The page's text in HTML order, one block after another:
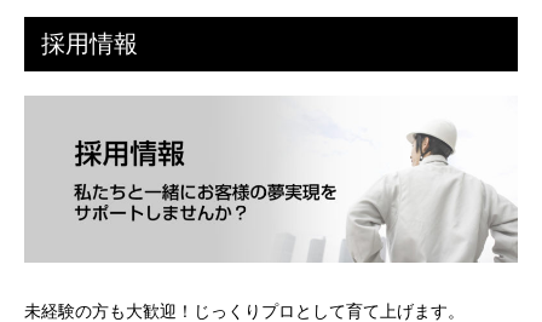
採用情報
未経験の方も大歓迎！じっくりプロとして育て上げます。